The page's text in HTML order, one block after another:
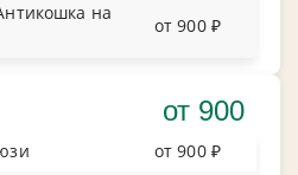
на
от 900 ₽
от 900
от 900 ₽